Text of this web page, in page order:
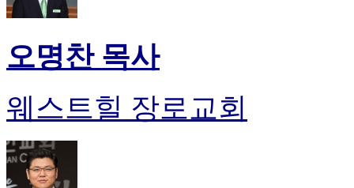
오명찬 목사
웨스트힐 장로교회